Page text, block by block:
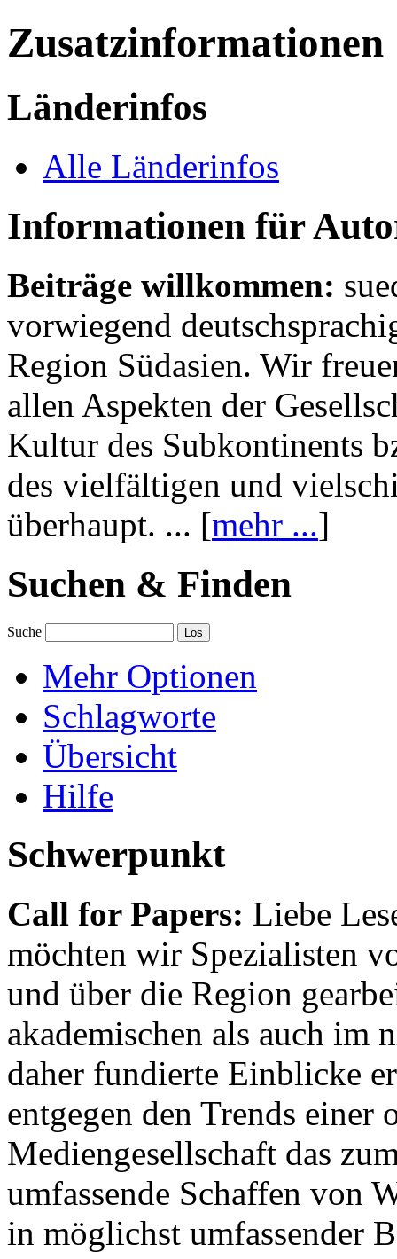
Zusatzinformationen
Länderinfos
Alle Länderinfos
Informationen für
Beiträge willkommen:
vorwiegend
Region Südasien. Wir
allen Aspekten der
Kultur des Subkontinents
des vielfältigen und
überhaupt. ... [mehr ...]
Suchen & Finden
Suche
Mehr Optionen
Schlagworte
Übersicht
Hilfe
Schwerpunkt
Call for Papers: Liebe
möchten wir Spezialisten
und über die Region
akademischen als auch im
daher fundierte Einblicke
entgegen den Trends einer
Mediengesellschaft das
umfassende Schaffen von
in möglichst umfassender